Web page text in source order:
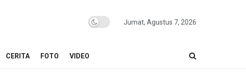
Jumat, Agustus 7, 2026
CERITA FOTO VIDEO